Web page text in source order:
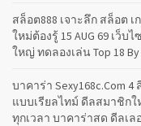
สล็อต888 เจาะลึก สล็อต
ใหม่ต้องรู้ 15 AUG 69 เว็บ
ใหญ่ ทดลองเล่น Top 18
บาคาร่า Sexy168c.com
แบบเรียลไทม์ ดีลสมาชิก
ทุกเวลา บาคาร่าสด ดีลเ